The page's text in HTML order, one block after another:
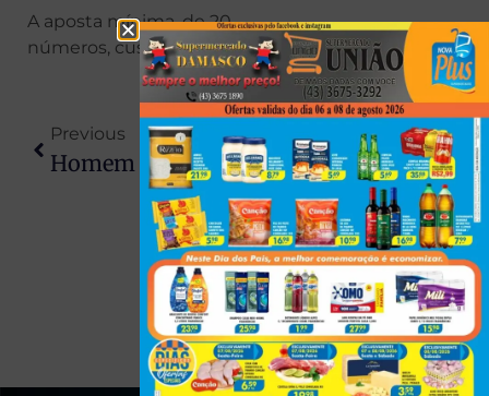
A aposta mínima, de 20
números, custa R$ 3,00.
Previous
Homem Acusado Injustamente Por Crime Em Jataizinho Processará O Estado
Next
Motorista De Ônibus Escolar Desmaia Ao Volante E Crianças Se Juntam Para Frear Veículo